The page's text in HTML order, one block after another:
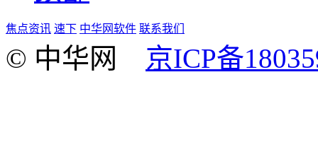
焦点资讯 速下 中华网软件 联系我们
© 中华网 京ICP备